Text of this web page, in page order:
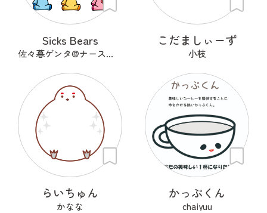
Sicks Bears
佐々暮ゲンタ@ナース兼描き
こだましぃーず
小枝
らいちゅん
かなな
かっぷくん
chaiyuu